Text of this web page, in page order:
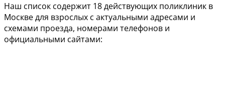
Наш список содержит 18 действующих поликлиник в
Москве для взрослых с актуальными адресами и
схемами проезда, номерами телефонов и
официальными сайтами: